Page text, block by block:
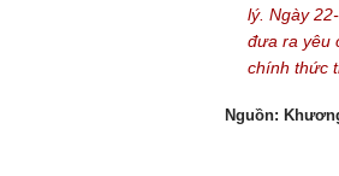
lý. Ngày
đưa ra yêu
chính thức
Nguồn: